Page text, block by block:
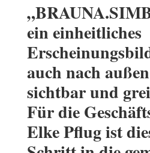
ein einheitliches
auch nach
sichtbar und
Für die
Elke Pflug ist